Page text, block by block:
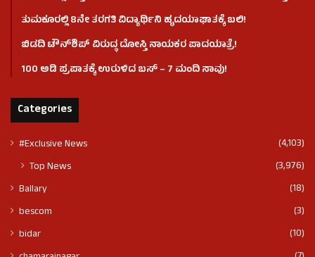
ತುಮಕೂರಲ್ಲಿ 8ನೇ ತರಗತಿ ವಿದ್ಯಾರ್ಥಿನಿ ಹೃದಯಾಘಾತಕ್ಕೆ ಬಲಿ!
ಬಿಡದಿ ಟೌನ್‌ಶಿಪ್‌ ವಿರುದ್ಧ ದೋಸ್ತಿ ನಾಯಕರ ಪಾದಯಾತ್ರೆ!
100 ಅಡಿ ಪ್ರಪಾತಕ್ಕೆ ಉರುಳಿದ ಬಸ್‌ – 7 ಮಂದಿ ಸಾವು!
Categories
#Exclusive News (4,103)
Top News (3,976)
Ballary
(18)
bescom
(3)
bidar
(10)